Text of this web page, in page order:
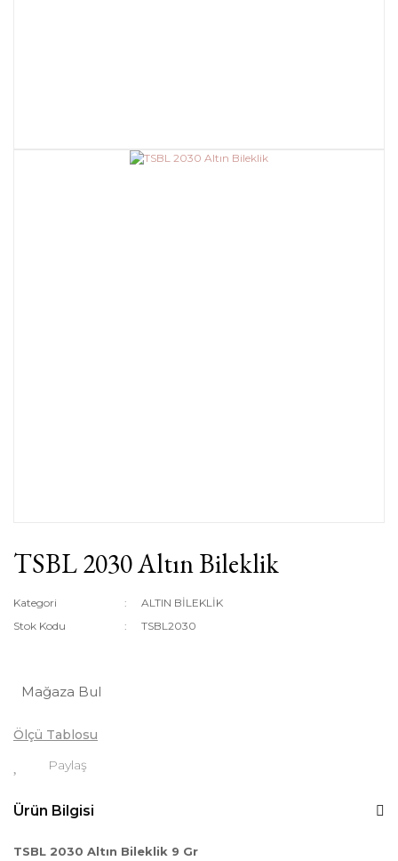
TSBL 2030 Altın Bileklik
Kategori
ALTIN BİLEKLİK
Stok Kodu
TSBL2030
Mağaza Bul
Ölçü Tablosu
Paylaş
Ürün Bilgisi
TSBL 2030 Altın Bileklik 9 Gr